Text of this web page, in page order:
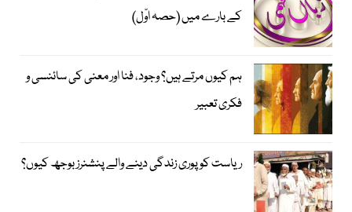
کے بارے میں (حصہ اوّل)
ہم کیوں مرتے ہیں؟ وجود، فنا اور معنی کی سائنسی و
فکری تعبیر
ریاست کو پوری زندگی دینے والے پنشنرز بوجھ کیوں؟